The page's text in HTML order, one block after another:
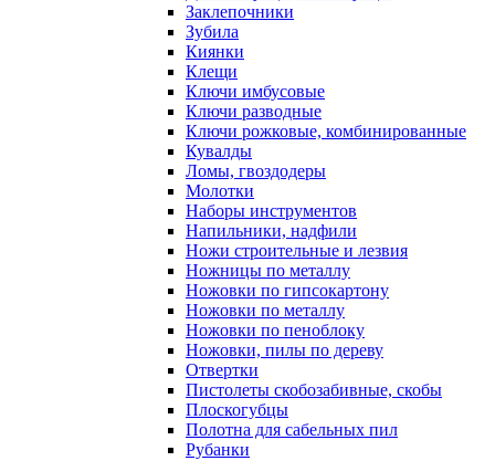
Заклепочники
Зубила
Киянки
Клещи
Ключи имбусовые
Ключи разводные
Ключи рожковые, комбинированные
Кувалды
Ломы, гвоздодеры
Молотки
Наборы инструментов
Напильники, надфили
Ножи строительные и лезвия
Ножницы по металлу
Ножовки по гипсокартону
Ножовки по металлу
Ножовки по пеноблоку
Ножовки, пилы по дереву
Отвертки
Пистолеты скобозабивные, скобы
Плоскогубцы
Полотна для сабельных пил
Рубанки